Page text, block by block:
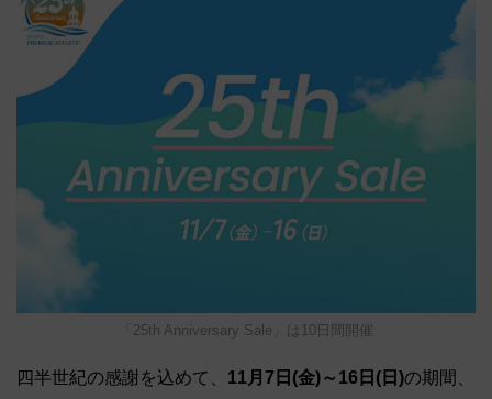
「25th Anniversary Sale」は10日間開催
四半世紀の感謝を込めて、 11月7日(金)～16日(日)の期間、